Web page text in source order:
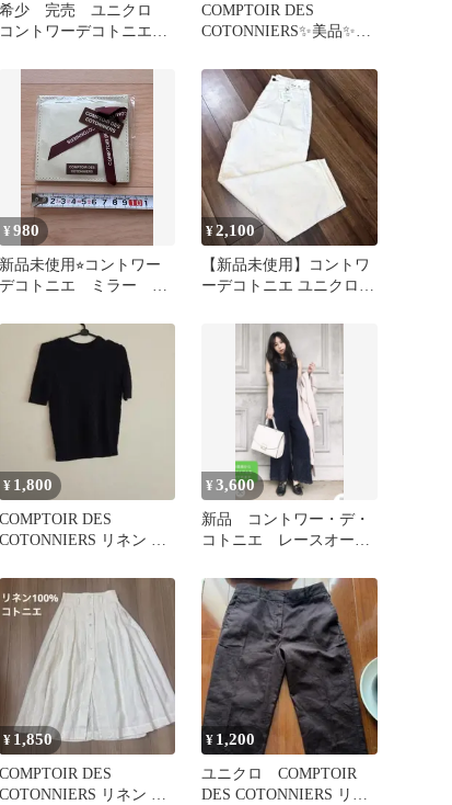
希少 完売 ユニクロ
コントワーデコトニエ
ー 15RED
COMPTOIR DES
COTONNIERS✨美品✨透
¥980
新品未使用⭐︎コントワー
デコトニエ ミラー 非
¥2,100
【新品未使用】コントワ
ーデコトニエ ユニクロ
¥ 1,800
COMPTOIR DES
COTONNIERS リネン テ
¥3,600
新品 コントワー・デ・
コトニエ レースオール
ネイビーＳ
¥ 1,850
COMPTOIR DES
COTONNIERS リネン フ
¥ 1,200
ユニクロ COMPTOIR
DES COTONNIERS リネ